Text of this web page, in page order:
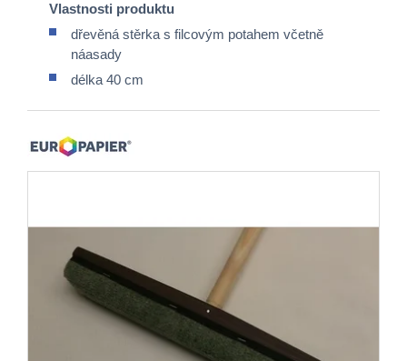
Vlastnosti produktu
dřevěná stěrka s filcovým potahem včetně
náasady
délka 40 cm